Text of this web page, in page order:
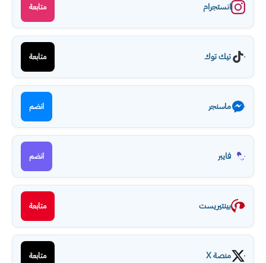
انستجرام متابعة
تيك توك متابعة
ماسنجر انضم
فايبر انضم
بينتيريست متابعة
منصة X متابعة